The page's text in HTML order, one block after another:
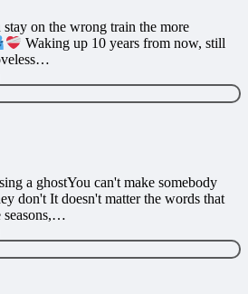
on the wrong train the more
Waking up 10 years from now, still
a ghostYou can't make somebody
don't It doesn't matter the words that
seasons,…